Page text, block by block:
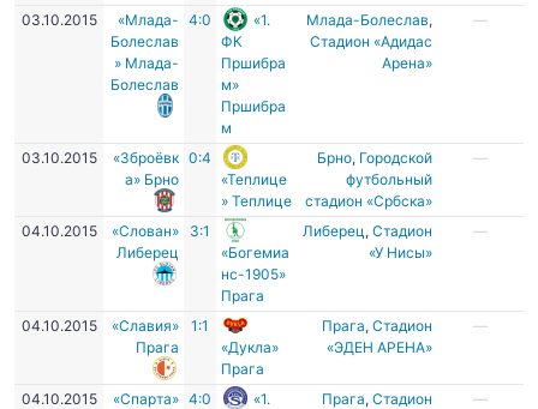
03.10.2015
«Млада-
Болеслав
» Млада-
Болеслав
4:0
«1.
ФК
Пршибра
м»
Пршибра
м
Млада-Болеслав,
Стадион «Адидас
Арена»
—
03.10.2015
«Зброёвк
а» Брно
0:4
«Теплице
» Теплице
Брно, Городской
футбольный
стадион «Србска»
—
04.10.2015
«Слован»
Либерец
3:1
«Богемиа
нс-1905»
Прага
Либерец ,Стадион
«У Нисы»
—
04.10.2015
«Славия»
Прага
1:1
«Дукла»
Прага
Прага,Стадион
«ЭДЕН АРЕНА»
—
04.10.2015
«Спарта» 4:0
«1.
Прага,Стадион
—